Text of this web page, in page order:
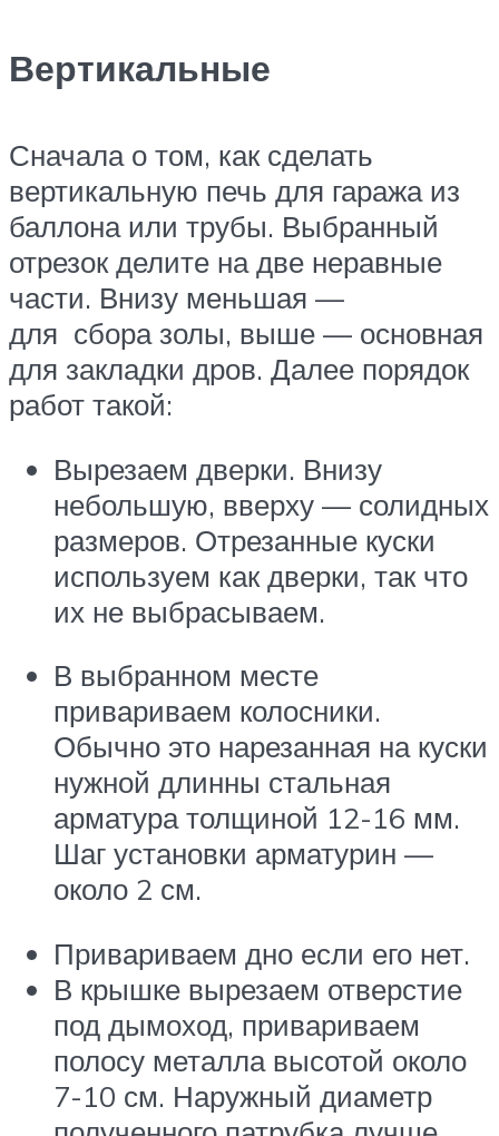
Вертикальные
Сначала о том, как сделать
вертикальную печь для гаража из
баллона или трубы. Выбранный
отрезок делите на две неравные
части. Внизу меньшая —
для сбора золы, выше — основная
для закладки дров. Далее порядок
работ такой:
Вырезаем дверки. Внизу
небольшую, вверху — солидных
размеров. Отрезанные куски
используем как дверки, так что
их не выбрасываем.
В выбранном месте
привариваем колосники.
Обычно это нарезанная на куски
нужной длинны стальная
арматура толщиной 12-16 мм.
Шаг установки арматурин —
около 2 см.
Привариваем дно если его нет.
В крышке вырезаем отверстие
под дымоход, привариваем
полосу металла высотой около
7-10 см. Наружный диаметр